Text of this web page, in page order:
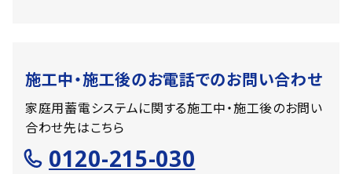
施工中・施工後のお電話でのお問い合わせ
家庭用蓄電システムに関する施工中・施工後のお問い
合わせ先はこちら
0120-215-030